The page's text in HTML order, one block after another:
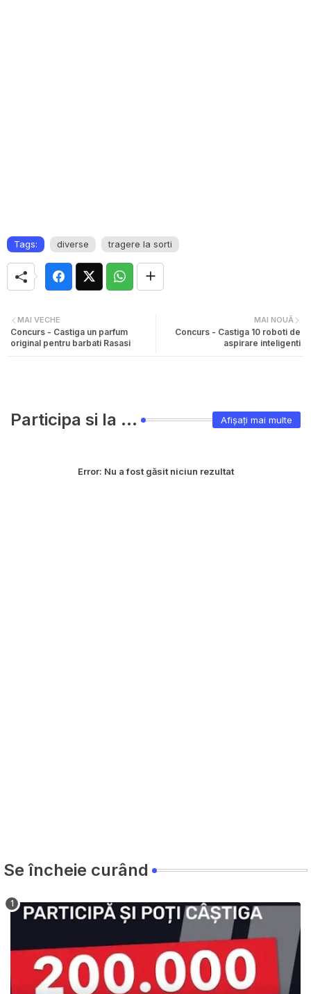
Tags: diverse tragere la sorti
MAI NOUĂ
Concurs - Castiga 10 roboti de
aspirare inteligenti
MAI VECHE
Concurs - Castiga un parfum
original pentru barbati Rasasi
Participa si la ... Afișați mai multe
Error: Nu a fost găsit niciun rezultat
Se încheie curând